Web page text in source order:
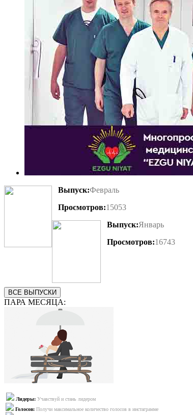
Выпуск:Февраль
Просмотров:15053
Выпуск:Январь
Просмотров:16743
ВСЕ ВЫПУСКИ
ПАРА МЕСЯЦА:
Лидеры: Учавствуй и стань лидером
Голосов: Получи максимальное количество голосов в инстаграмме